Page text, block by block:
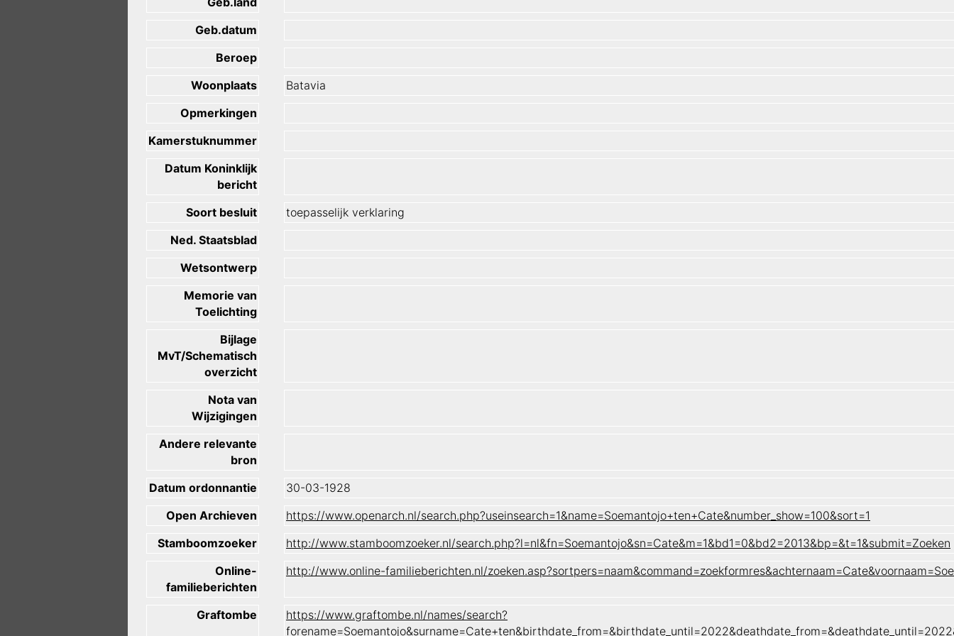
Geb.datum
Beroep
Woonplaats
Batavia
Opmerkingen
Kamerstuknummer
Datum Koninklijk
bericht
Soort besluit
toepasselijk verklaring
Ned. Staatsblad
Wetsontwerp
Memorie van
Toelichting
Bijlage
MvT/Schematisch
overzicht
Nota van
Wijzigingen
Andere relevante
bron
Datum ordonnantie
30-03-1928
Open Archieven
https://www.openarch.nl/search.php?useinsearch=1&name=Soemantojo+ten+Cate&number_show=100&sort=1
Stamboomzoeker
http://www.stamboomzoeker.nl/search.php?l=nl&fn=Soemantojo&sn=Cate&m=1&bd1=0&bd2=2013&bp=&t=1&submit=Zoeken
Online-
familieberichten
http://www.online-familieberichten.nl/
Graftombe
https://www.graftombe.nl/names/search?